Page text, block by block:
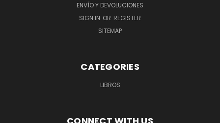
ENVÍO Y DEVOLUCIONES
SIGN IN OR REGISTER
SITEMAP
CATEGORIES
LIBROS